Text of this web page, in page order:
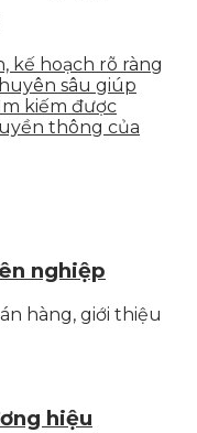
kế hoạch rõ ràng
sâu giúp
kiếm được
thông của
nghiệp
hàng, giới thiệu
hiệu